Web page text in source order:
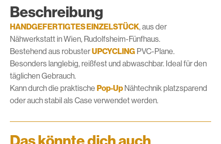
Beschreibung
HANDGEFERTIGTES EINZELSTÜCK, aus der
Nähwerkstatt in Wien, Rudolfsheim-Fünfhaus.
Bestehend aus robusterUPCYCLING PVC-Plane.
Besonders langlebig, reißfest und abwaschbar. Ideal für den
täglichen Gebrauch.
Kann durch die praktische Pop-UpNähtechnik platzsparend
oder auch stabil als Case verwendet werden.